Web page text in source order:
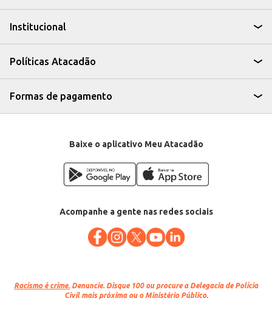
alimentícios.
rendimento para o seu negócio, permitindo o controle de custos e a oferta
de um produto conhecido e apreciado pelo público. Sua qualidade e o
processo de defumação garantem um sabor característico e apreciado.
Categoria: Bacon
Venda: Por quilo na peça
Institucional
Políticas Atacadão
Formas de pagamento
Baixe o aplicativo Meu Atacadão
Acompanhe a gente nas redes sociais
Racismo é crime. Denuncie. Disque 100 ou procure a Delegacia de Polícia
Civil mais próxima ou o Ministério Público.